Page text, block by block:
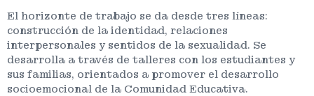
El horizonte de trabajo se da desde tres líneas:
construcción de la identidad, relaciones
interpersonales y sentidos de la sexualidad. Se
desarrolla a través de talleres con los estudiantes y
sus familias, orientados a promover el desarrollo
socioemocional de la Comunidad Educativa.